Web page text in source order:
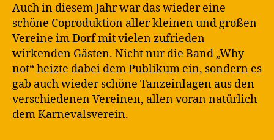
Auch in diesem Jahr war das wieder eine
schöne Coproduktion aller kleinen und großen
Vereine im Dorf mit vielen zufrieden
wirkenden Gästen. Nicht nur die Band „Why
not“ heizte dabei dem Publikum ein, sondern es
gab auch wieder schöne Tanzeinlagen aus den
verschiedenen Vereinen, allen voran natürlich
dem Karnevalsverein.